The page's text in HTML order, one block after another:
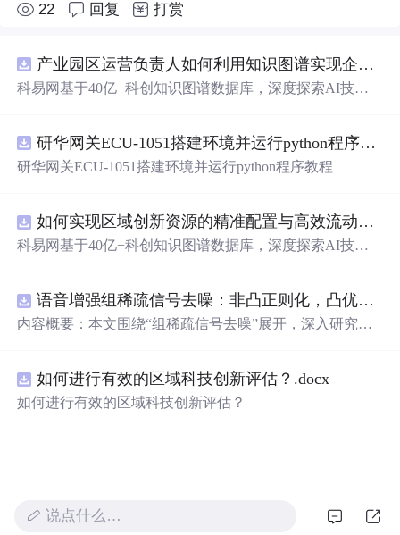
22 回复 打赏
产业园区运营负责人如何利用知识图谱实现企业精准对接与协同？.docx
科易网基于40亿+科创知识图谱数据库，深度探索AI技术
新领域的AI+数智化解决方案，推动科技创新与产业创新
智能化发展。
研华网关ECU-1051搭建环境并运行python程序教程
研华网关ECU-1051搭建环境并运行python程序教程
如何实现区域创新资源的精准配置与高效流动？.docx
科易网基于40亿+科创知识图谱数据库，深度探索AI技术
新领域的AI+数智化解决方案，推动科技创新与产业创新
智能化发展。
语音增强组稀疏信号去噪：非凸正则化，凸优化研究（Matlab代码实现）
内容概要：本文围绕“组稀疏信号去噪”展开，深入研究了
则项克服传统稀疏恢复方法的局限性，从而在语音增强等
实际应用中实现更优的去噪性能。研究采用组稀疏建模范
强噪声环境下表现出更强的鲁棒性。; 适合人群：具备一定
如何进行有效的区域科技创新评估？.docx
如何进行有效的区域科技创新评估？
说点什么…